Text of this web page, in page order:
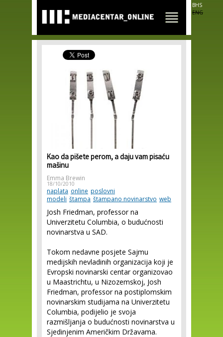
main
content
BHS
ENG
Kao da pišete perom, a daju vam pisaću
mašinu
Emma Brewin
18/10/2010
naplata online poslovni
modeli štampa štampano novinarstvo web
Josh Friedman, professor na
Univerzitetu Columbia, o budućnosti
novinarstva u SAD.
Tokom nedavne posjete Sajmu
medijskih nevladinih organizacija koji je
Evropski novinarski centar organizovao
u Maastrichtu, u Nizozemskoj, Josh
Friedman, professor na postiplomskim
novinarskim studijama na Univerzitetu
Columbia, podijelio je svoja
razmišljanja o budućnosti novinarstva u
Sjedinjenim Američkim Državama.